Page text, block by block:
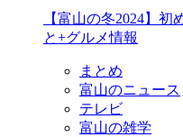
【富山の冬2024】
と+グルメ情報
まとめ
富山のニュース
テレビ
富山の雑学